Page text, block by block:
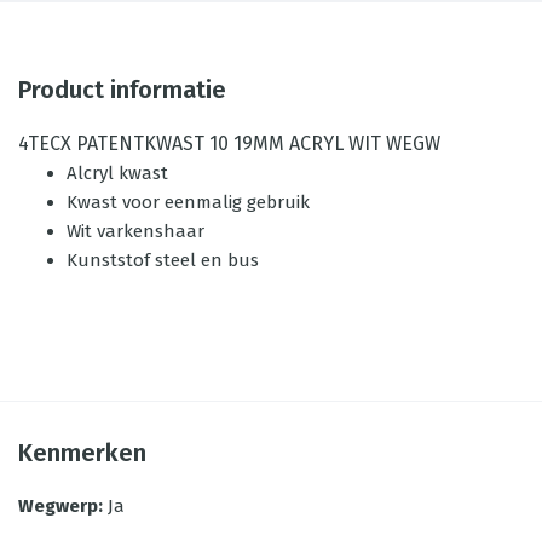
Product informatie
4TECX PATENTKWAST 10 19MM ACRYL WIT WEGW
Alcryl kwast
Kwast voor eenmalig gebruik
Wit varkenshaar
Kunststof steel en bus
Kenmerken
Wegwerp: Ja